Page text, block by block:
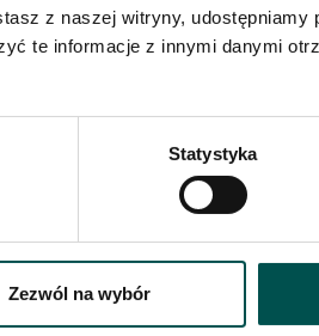
z naszej witryny, udostępniamy
te informacje z innymi danymi
Statystyka
Zezwól na wybór
brazylijskich granitów